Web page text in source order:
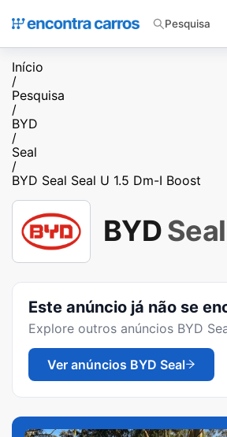
Pesquisa
Início
/
Pesquisa
/
BYD
/
Seal
/
BYD Seal Seal U 1.5 Dm-I Boost
BYDSeal
Este anúncio já não se
Explore outros anúncios BYD
Ver anúncios BYD Seal